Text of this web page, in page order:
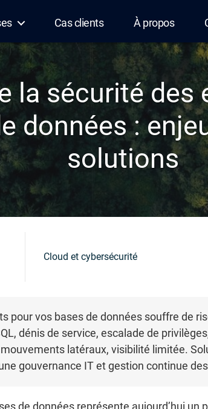
Cas clients À propos
la sécurité des
données :
solutions
Cloud et cybersécurité
pour vos bases de données souffre de
dénis de service, escalade de
latéraux, visibilité limitée.
gouvernance IT et gestion continue
de données représente aujourd’hui